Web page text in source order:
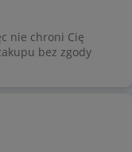
nie chroni Cię
bez zgody